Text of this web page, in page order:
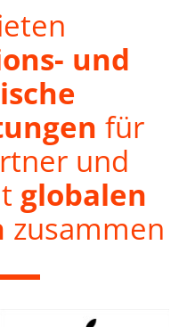
und
für
und
globalen
zusammen